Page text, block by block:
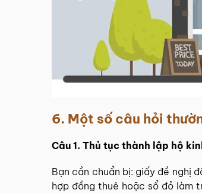
6. Một số câu hỏi
Câu 1. Thủ tục thành lập hộ
Bạn cần chuẩn bị: giấy đề nghị
hợp đồng thuê hoặc sổ đỏ làm